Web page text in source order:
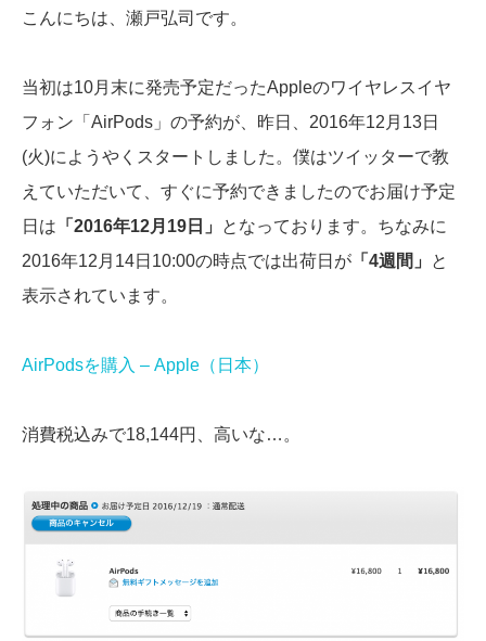
こんにちは、瀬戸弘司です。
当初は10月末に発売予定だったAppleのワイヤレスイヤ
フォン「AirPods」の予約が、昨日、2016年12月13日
(火)にようやくスタートしました。僕はツイッターで教
えていただいて、すぐに予約できましたのでお届け予定
日は 「2016年12月19日」
となっております。ちなみに
2016年12月14日10:00の時点では出荷日が 「4週間」
と
表示されています。
AirPodsを購入 – Apple（日本）
消費税込みで18,144円、高いな…。